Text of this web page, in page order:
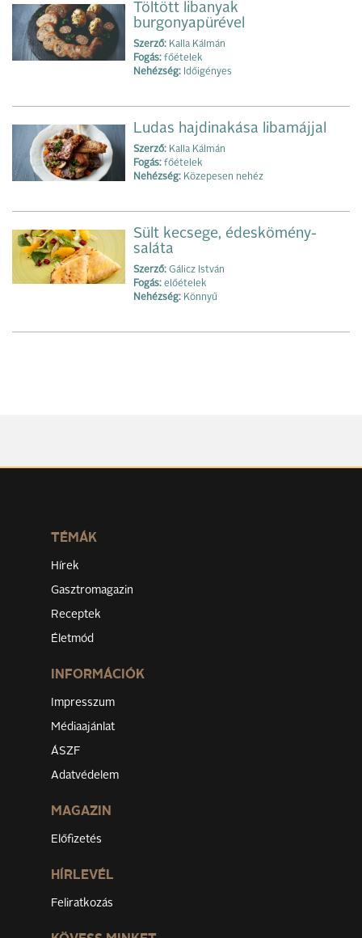
Töltött libanyak
burgonyapürével
Szerző: Kalla Kálmán
Fogás: főételek
Nehézség: Időigényes
Ludas hajdinakása libamájjal
Szerző: Kalla Kálmán
Fogás: főételek
Nehézség: Közepesen nehéz
Sült kecsege, édeskömény-
saláta
Szerző: Gálicz István
Fogás: előételek
Nehézség: Könnyű
TÉMÁK
Hírek
Gasztromagazin
Receptek
Életmód
INFORMÁCIÓK
Impresszum
Médiaajánlat
ÁSZF
Adatvédelem
MAGAZIN
Előfizetés
HÍRLEVÉL
Feliratkozás